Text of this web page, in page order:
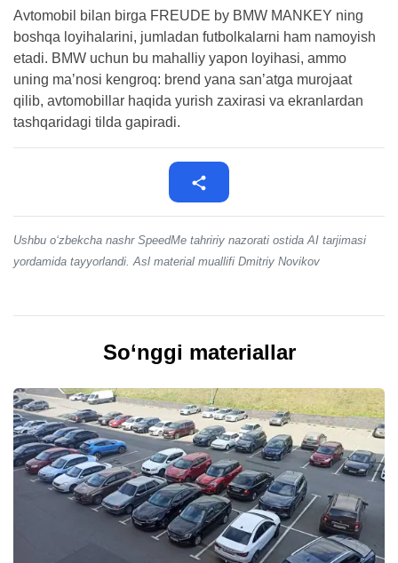
Avtomobil bilan birga FREUDE by BMW MANKEY ning
boshqa loyihalarini, jumladan futbolkalarni ham namoyish
etadi. BMW uchun bu mahalliy yapon loyihasi, ammo
uning maʼnosi kengroq: brend yana sanʼatga murojaat
qilib, avtomobillar haqida yurish zaxirasi va ekranlardan
tashqaridagi tilda gapiradi.
Ushbu o‘zbekcha nashr SpeedMe tahririy nazorati ostida AI tarjimasi
yordamida tayyorlandi. Asl material muallifi Dmitriy Novikov
So‘nggi materiallar